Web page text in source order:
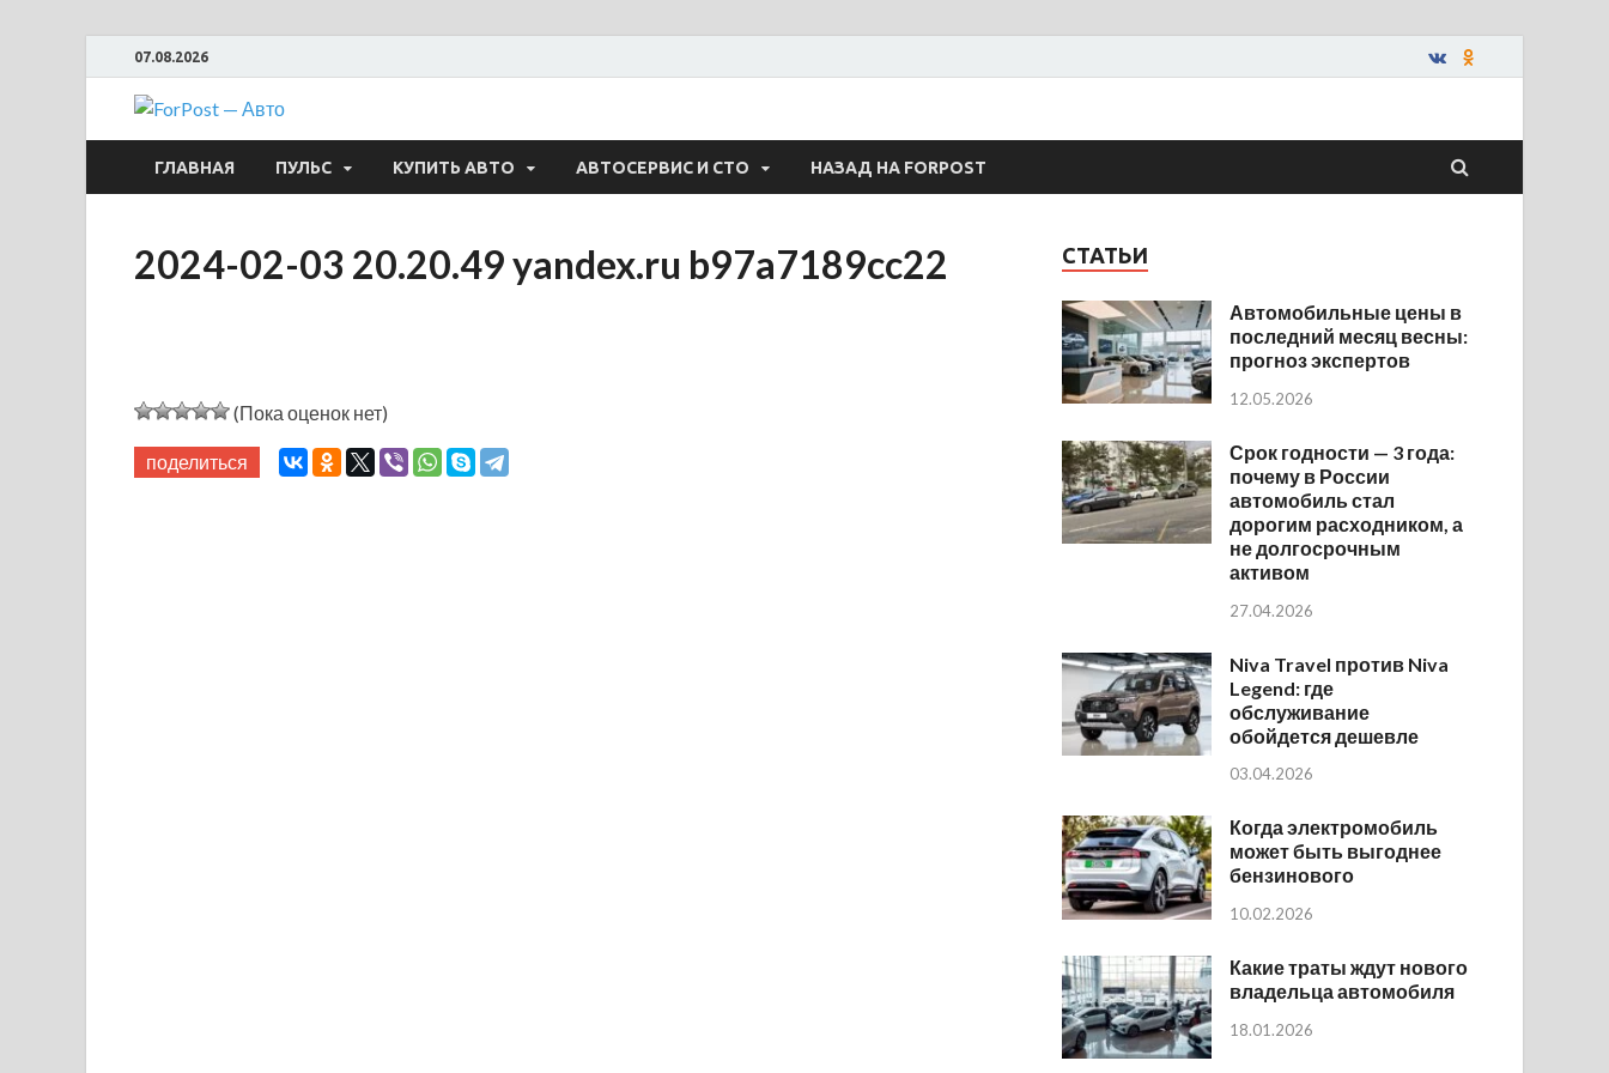
07.08.2026
ForPost — Авто
ГЛАВНАЯ ПУЛЬС КУПИТЬ АВТО АВТОСЕРВИС И СТО НАЗАД НА FORPOST
2024-02-03 20.20.49 yandex.ru b97a7189cc22
(Пока оценок нет)
поделиться
СТАТЬИ
Автомобильные цены в
последний месяц весны:
прогноз экспертов
12.05.2026
Срок годности — 3 года:
почему в России
автомобиль стал
дорогим расходником, а
не долгосрочным
активом
27.04.2026
Niva Travel против Niva
Legend: где
обслуживание
обойдется дешевле
03.04.2026
Когда электромобиль
может быть выгоднее
бензинового
10.02.2026
Какие траты ждут нового
владельца автомобиля
18.01.2026